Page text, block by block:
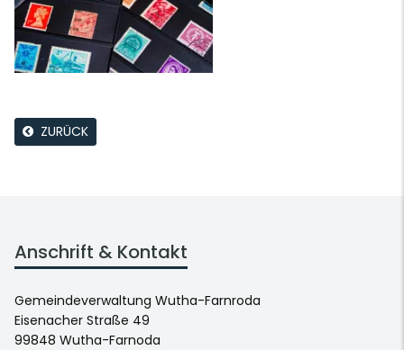
ZURÜCK
Anschrift & Kontakt
Gemeindeverwaltung Wutha-Farnroda
Eisenacher Straße 49
99848 Wutha-Farnoda